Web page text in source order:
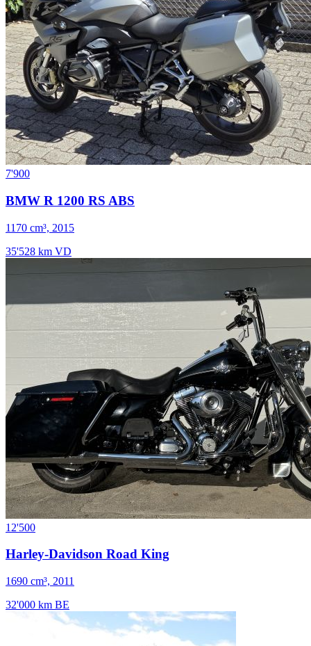
7'900
BMW R 1200 RS ABS
1170 cm³, 2015
35'528 km VD
12'500
Harley-Davidson Road King
1690 cm³, 2011
32'000 km BE